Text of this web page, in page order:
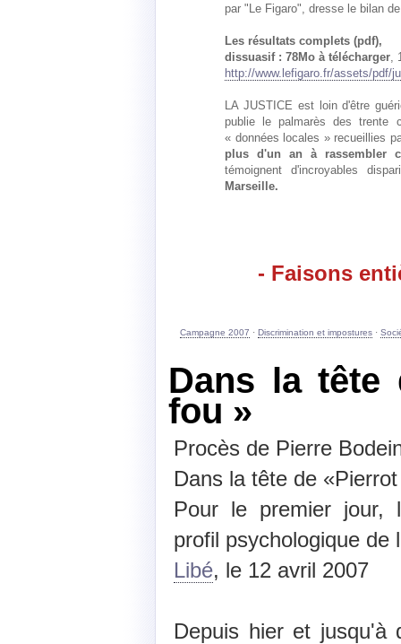
par "Le Figaro", dresse le bilan
Les résultats complets (pdf),
dissuasif : 78Mo à télécharger,
http://www.lefigaro.fr/assets/pdf/
LA JUSTICE est loin d'être
publie le palmarès des trente
« données locales » recueillies
plus d'un an à rassembler
témoignent d'incroyables
Marseille.
- Faisons
Campagne 2007 · Discrimination et impostures ·
Dans la tête
fou »
Procès de Pierre
Dans la tête de
Pour le premier jour,
profil psychologique de
Libé, le 12 avril 2007
Depuis hier et jusqu'à